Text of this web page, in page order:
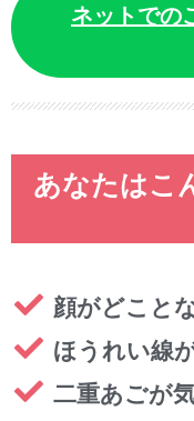
ネットで
あなたはこ
顔がどこと
ほうれい線
二重あごが